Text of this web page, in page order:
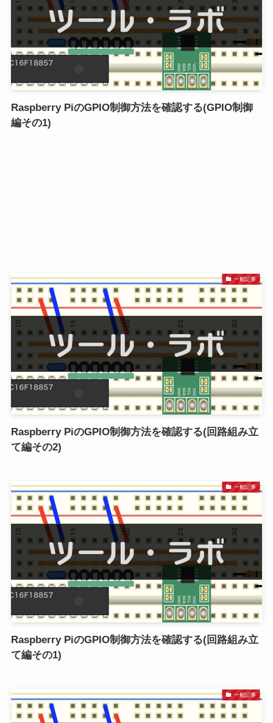
Raspberry PiのGPIO制御方法を確認する(GPIO制御
編その1)
一般記事
Raspberry PiのGPIO制御方法を確認する(回路組み立
て編その2)
一般記事
Raspberry PiのGPIO制御方法を確認する(回路組み立
て編その1)
一般記事